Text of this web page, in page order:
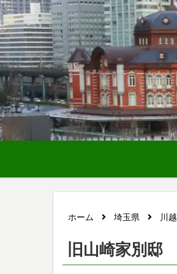
ホーム 埼玉県 川越
旧山崎家別邸